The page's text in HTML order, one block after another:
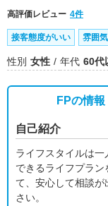
高評価レビュー 4件
接客態度がいい 雰囲
性別 女性 年代 60代
FPの情報
自己紹介
ライフスタイルは
できるライフプラン
て、安心して相談
さい。